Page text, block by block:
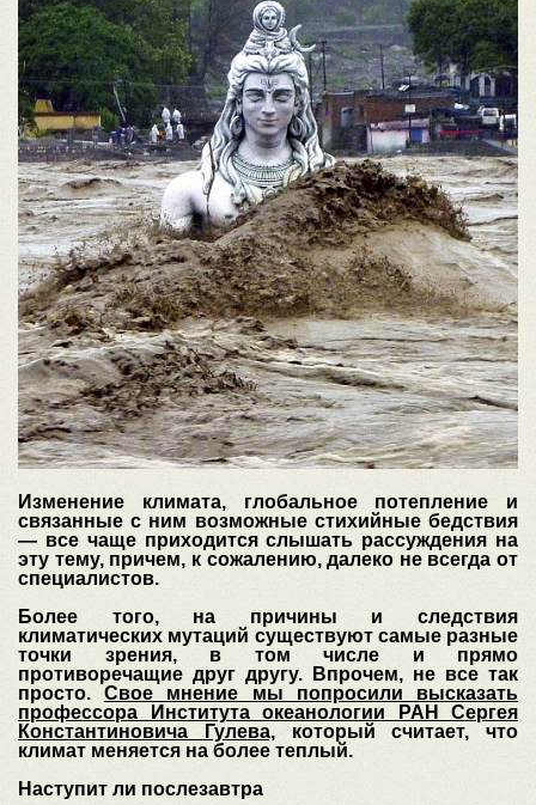
Изменение климата, глобальное потепление и
связанные с ним возможные стихийные бедствия
— все чаще приходится слышать рассуждения на
эту тему, причем, к сожалению, далеко не всегда от
специалистов.
Более того, на причины и следствия
климатических мутаций существуют самые разные
точки зрения, в том числе и прямо
противоречащие друг другу. Впрочем, не все так
просто.Свое мнение мы попросили высказать
профессора Института океанологии РАН Сергея
Константиновича Гулева,который считает, что
климат меняется на более теплый.
Наступит ли послезавтра